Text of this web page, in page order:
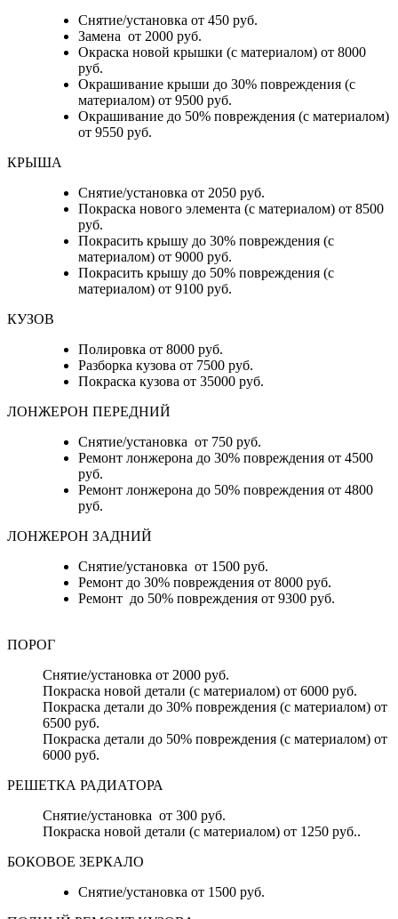
Снятие/установка от 450 руб.
Замена от 2000 руб.
Окраска новой крышки (с материалом) от 8000
руб.
Окрашивание крыши до 30% повреждения (с
материалом) от 9500 руб.
Окрашивание до 50% повреждения (с материалом)
от 9550 руб.
КРЫША
Снятие/установка от 2050 руб.
Покраска нового элемента (с материалом) от 8500
руб.
Покрасить крышу до 30% повреждения (с
материалом) от 9000 руб.
Покрасить крышу до 50% повреждения (с
материалом) от 9100 руб.
КУЗОВ
Полировка от 8000 руб.
Разборка кузова от 7500 руб.
Покраска кузова от 35000 руб.
ЛОНЖЕРОН ПЕРЕДНИЙ
Снятие/установка от 750 руб.
Ремонт лонжерона до 30% повреждения от 4500
руб.
Ремонт лонжерона до 50% повреждения от 4800
руб.
ЛОНЖЕРОН ЗАДНИЙ
Снятие/установка от 1500 руб.
Ремонт до 30% повреждения от 8000 руб.
Ремонт до 50% повреждения от 9300 руб.
ПОРОГ
Снятие/установка от 2000 руб.
Покраска новой детали (с материалом) от 6000 руб.
Покраска детали до 30% повреждения (с материалом) от
6500 руб.
Покраска детали до 50% повреждения (с материалом) от
6000 руб.
РЕШЕТКА РАДИАТОРА
Снятие/установка от 300 руб.
Покраска новой детали (с материалом) от 1250 руб..
БОКОВОЕ ЗЕРКАЛО
Снятие/установка от 1500 руб.